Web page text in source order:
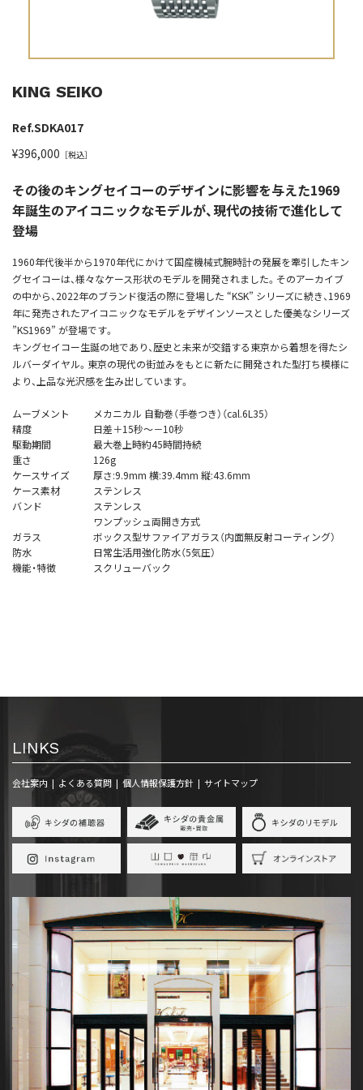
KING SEIKO
Ref.SDKA017
¥396,000 ［税込］
その後のキングセイコーのデザインに影響を与えた1969
年誕生のアイコニックなモデルが、現代の技術で進化して
登場
1960年代後半から1970年代にかけて国産機械式腕時計の発展を牽引したキン
グセイコーは、様々なケース形状のモデルを開発されました。そのアーカイブ
の中から、2022年のブランド復活の際に登場した “KSK” シリーズに続き、1969
年に発売されたアイコニックなモデルをデザインソースとした優美なシリーズ
”KS1969” が登場です。
キングセイコー生誕の地であり、歴史と未来が交錯する東京から着想を得たシ
ルバーダイヤル。東京の現代の街並みをもとに新たに開発された型打ち模様に
より、上品な光沢感を生み出しています。
ムーブメント
メカニカル 自動巻（手巻つき）（cal.6L35）
精度
日差＋15秒～－10秒
駆動期間
最大巻上時約45時間持続
重さ
126g
ケースサイズ
厚さ:9.9mm 横:39.4mm 縦:43.6mm
ケース素材
ステンレス
バンド
ステンレス
ワンプッシュ両開き方式
ガラス
ボックス型サファイアガラス（内面無反射コーティング）
防水
日常生活用強化防水（5気圧）
機能・特徴
スクリューバック
LINKS
会社案内 よくある質問 個人情報保護方針 サイトマップ